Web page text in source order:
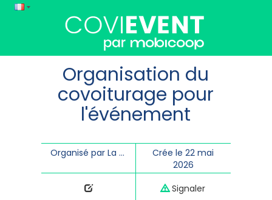
Organisation du
covoiturage pour
l'événement
Organisé par La Transporterie
Crée le 22 mai
2026
Signaler